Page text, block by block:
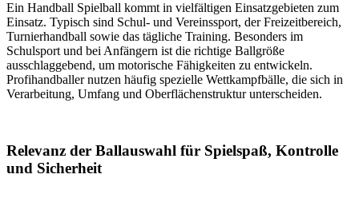
Ein Handball Spielball kommt in vielfältigen Einsatzgebieten zum
Einsatz. Typisch sind Schul- und Vereinssport, der Freizeitbereich,
Turnierhandball sowie das tägliche Training. Besonders im
Schulsport und bei Anfängern ist die richtige Ballgröße
ausschlaggebend, um motorische Fähigkeiten zu entwickeln.
Profihandballer nutzen häufig spezielle Wettkampfbälle, die sich in
Verarbeitung, Umfang und Oberflächenstruktur unterscheiden.
Relevanz der Ballauswahl für Spielspaß, Kontrolle
und Sicherheit